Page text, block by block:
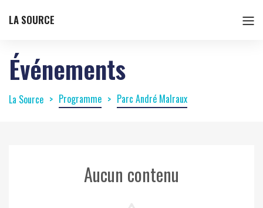
LA SOURCE
Événements
La Source Programme Parc André Malraux
Aucun contenu